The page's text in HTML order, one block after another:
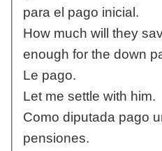
para el pago inicial.
How much will they
enough for the down
Le pago.
Let me settle with him.
Como diputada pago
pensiones.